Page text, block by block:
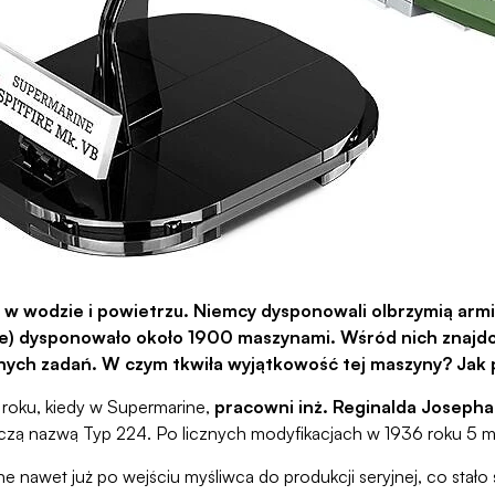
wodzie i powietrzu. Niemcy dysponowali olbrzymią
dysponowało około 1900 maszynami. Wśród nich
zadań. W czym tkwiła wyjątkowość tej maszyny? Jak
kiedy w Supermarine, pracowni inż. Reginalda
nazwą Typ 224. Po licznych modyfikacjach w 1936 roku 5
nawet już po wejściu myśliwca do produkcji seryjnej, co